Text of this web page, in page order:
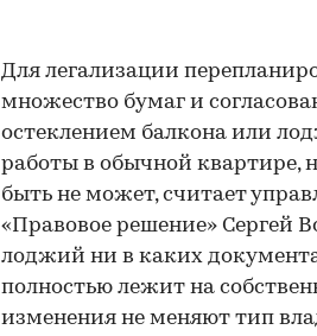
Для легализации
множество бумаг и
остеклением балкона или
работы в обычной квартире,
быть не может, считает
«Правовое решение» Сергей
лоджий ни в каких
полностью лежит на
изменения не меняют тип